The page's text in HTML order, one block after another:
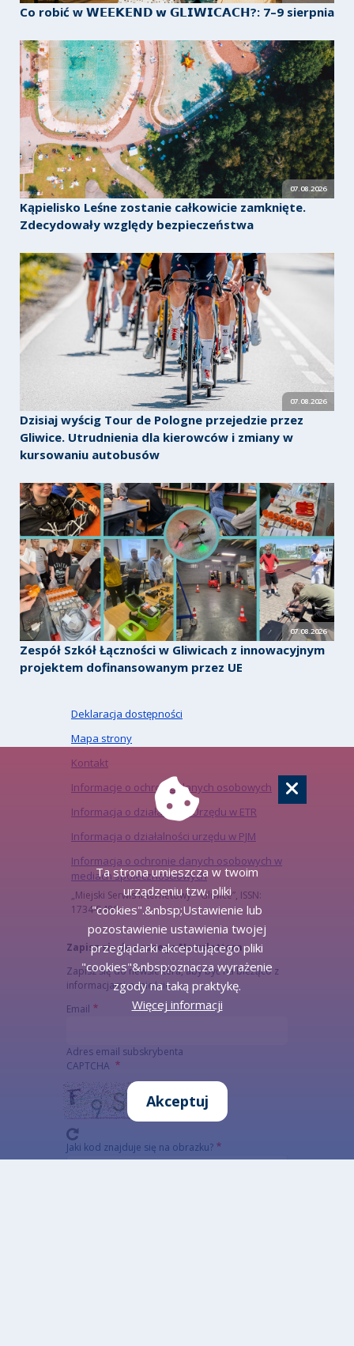
Co robić w 𝗪𝗘𝗘𝗞𝗘𝗡𝗗 𝘄 𝗚𝗟𝗜𝗪𝗜𝗖𝗔𝗖𝗛?: 7–9 sierpnia
07.08.2026
Kąpielisko Leśne zostanie całkowicie zamknięte.
Zdecydowały względy bezpieczeństwa
07.08.2026
Dzisiaj wyścig Tour de Pologne przejedzie przez
Gliwice. Utrudnienia dla kierowców i zmiany w
kursowaniu autobusów
07.08.2026
Zespół Szkół Łączności w Gliwicach z innowacyjnym
projektem dofinansowanym przez UE
Deklaracja dostępności
Mapa strony
Kontakt
Informacje o ochronie danych osobowych
Informacja o działalności Urzędu w ETR
Informacja o działalności urzędu w PJM
Informacja o ochronie danych osobowych w
mediach społecznościowych
„Miejski Serwis Internetowy – Gliwice”, ISSN:
1734-5480
Zapisz się do naszego Newslettera
Zapisz się do newslettera, aby być na bieżąco z
informacjami o mieście.
Email
Adres email subskrybenta
CAPTCHA
Jaki kod znajduje się na obrazku?
Ta strona umieszcza w twoim
urządzeniu tzw. pliki
"cookies".&nbsp;Ustawienie lub
pozostawienie ustawienia twojej
przeglądarki akceptującego pliki
"cookies"&nbsp;oznacza wyrażenie
zgody na taką praktykę.
Więcej informacji
Akceptuj